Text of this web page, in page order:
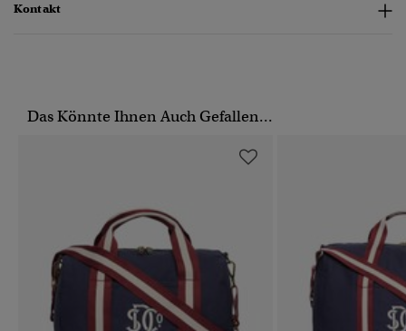
Kontakt
Das Könnte Ihnen Auch Gefallen...